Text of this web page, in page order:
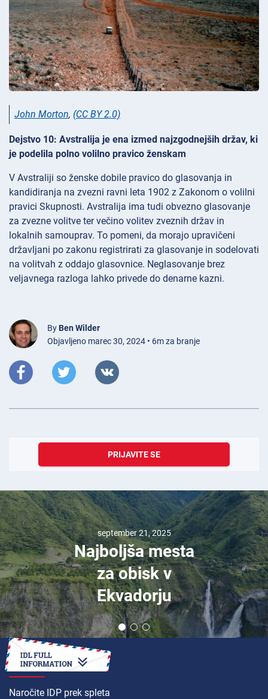
John Morton, (CC BY 2.0)
Dejstvo 10: Avstralija je ena izmed najzgodnejših držav, ki
je podelila polno volilno pravico ženskam
V Avstraliji so ženske dobile pravico do glasovanja in
kandidiranja na zvezni ravni leta 1902 z Zakonom o volilni
pravici Skupnosti. Avstralija ima tudi obvezno glasovanje
za zvezne volitve ter večino volitev zveznih držav in
lokalnih samouprav. To pomeni, da morajo upravičeni
državljani po zakonu registrirati za glasovanje in sodelovati
na volitvah z oddajo glasovnice. Neglasovanje brez
veljavnega razloga lahko privede do denarne kazni.
By Ben Wilder
Objavljeno marec 30, 2024 • 6m za branje
PRIJAVITE SE
september 21, 2025
Najboljša mesta
za obisk v
Ekvadorju
KAKO DO
Naročite IDP prek spleta